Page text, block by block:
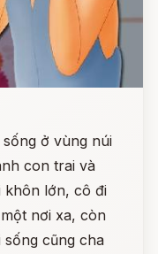
ở vùng núi
con trai và
khôn lớn, cô đi
nơi xa, còn
cũng cha